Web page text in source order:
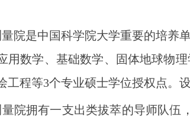
院是中国科学院大学重要的培养
用数学、基础数学、固体地球物
工程等3个专业硕士学位授权点。
院拥有一支出类拔萃的导师队伍